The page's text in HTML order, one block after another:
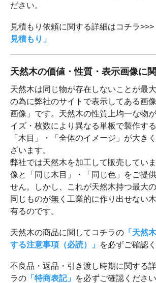
ださい。
見積もり依頼に関する詳細はコチラ>>>
見積もり」
天然木の価値・性質・表示画像に
天然木は同じ物が存在しないことが最
の為に弊社のサイトで表示してある画
画像」です。天然木の性質上均一な物
イズ・枚数により異なる単板で製作す
「木目」・「全体のイメージ」が大き
ざいます。
弊社では天然木を加工して販売してい
像と「同じ木目」・「同じ色」をご提
せん。しかし、これが天然木持つ最大
同じものが無く工業的に作り出せない
有るのです。
天然木の商品に関してコチラの 「天然
する注意事項（必読）」 を必ずご確認
不良品・返品・引き渡し時期に関する
ラの 「特商表記」 を必ずご確認ください